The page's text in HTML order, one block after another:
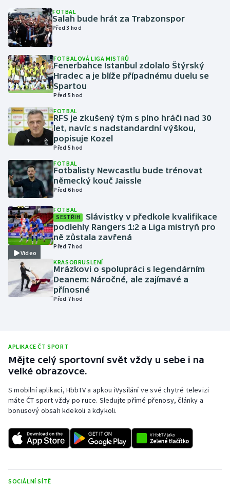
Golf
Gymnastika
Házená
Jezdectví
Judo
Krasobruslení
Lyže a snowboard
Moderní pětiboj
Motorsport
Olympijské hry
Parasport
Rychlobruslení
Rychlostní kanoistika
Short track
Sportovní střelba
Stolní tenis
FOTBAL
Salah bude hrát za Trabzonspor
Před 3 hod
FOTBALOVÁ LIGA MISTRŮ
Fenerbahce Istanbul zdolalo Štýrský
Hradec a je blíže případnému duelu se
Spartou
Před 5 hod
FOTBAL
RFS je zkušený tým s plno hráči nad 30
let, navíc s nadstandardní výškou,
popisuje Kozel
Před 5 hod
FOTBAL
Fotbalisty Newcastlu bude trénovat
německý kouč Jaissle
Před 6 hod
Video
FOTBAL
SESTŘIH
Slávistky v předkole kvalifikace
podlehly Rangers 1:2 a Liga mistryň pro
ně zůstala zavřená
Před 7 hod
KRASOBRUSLENÍ
Mrázkovi o spolupráci s legendárním
Deanem: Náročné, ale zajímavé a
přínosné
Před 7 hod
APLIKACE ČT SPORT
Mějte celý sportovní svět vždy u sebe i na
velké obrazovce.
S mobilní aplikací, HbbTV a apkou iVysílání ve své chytré televizi
máte ČT sport vždy po ruce. Sledujte přímé přenosy, články a
bonusový obsah kdekoli a kdykoli.
SOCIÁLNÍ SÍTĚ